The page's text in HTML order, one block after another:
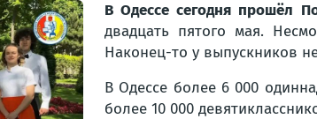
В Одессе сегодня прошёл
двадцать пятого мая.
Наконец-то у выпускников
В Одессе более 6 000
более 10 000